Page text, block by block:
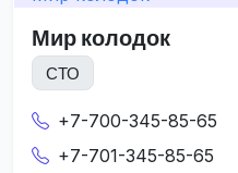
Мир колодок
СТО
+7-700-345-85-65
+7-701-345-85-65